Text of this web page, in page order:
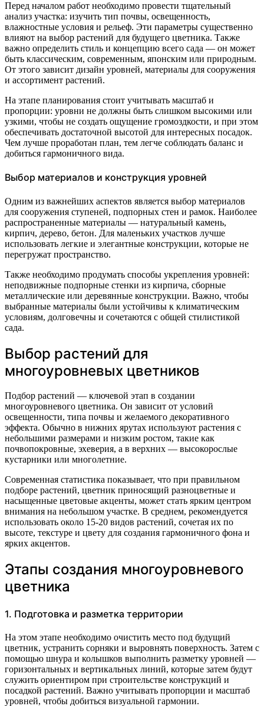
Перед началом работ необходимо провести тщательный
анализ участка: изучить тип почвы, освещенность,
влажностные условия и рельеф. Эти параметры существенно
влияют на выбор растений для будущего цветника. Также
важно определить стиль и концепцию всего сада — он может
быть классическим, современным, японским или природным.
От этого зависит дизайн уровней, материалы для сооружения
и ассортимент растений.
На этапе планирования стоит учитывать масштаб и
пропорции: уровни не должны быть слишком высокими или
узкими, чтобы не создать ощущение громоздкости, и при этом
обеспечивать достаточной высотой для интересных посадок.
Чем лучше проработан план, тем легче соблюдать баланс и
добиться гармоничного вида.
Выбор материалов и конструкция уровней
Одним из важнейших аспектов является выбор материалов
для сооружения ступеней, подпорных стен и рамок. Наиболее
распространенные материалы — натуральный камень,
кирпич, дерево, бетон. Для маленьких участков лучше
использовать легкие и элегантные конструкции, которые не
перегружат пространство.
Также необходимо продумать способы укрепления уровней:
неподвижные подпорные стенки из кирпича, сборные
металлические или деревянные конструкции. Важно, чтобы
выбранные материалы были устойчивы к климатическим
условиям, долговечны и сочетаются с общей стилистикой
сада.
Выбор растений для
многоуровневых цветников
Подбор растений — ключевой этап в создании
многоуровневого цветника. Он зависит от условий
освещенности, типа почвы и желаемого декоративного
эффекта. Обычно в нижних ярутах используют растения с
небольшими размерами и низким ростом, такие как
почвопокровные, эхеверия, а в верхних — высокорослые
кустарники или многолетние.
Современная статистика показывает, что при правильном
подборе растений, цветник приносящий разноцветные и
насыщенные цветовые акценты, может стать ярким центром
внимания на небольшом участке. В среднем, рекомендуется
использовать около 15-20 видов растений, сочетая их по
высоте, текстуре и цвету для создания гармоничного фона и
ярких акцентов.
Этапы создания многоуровневого
цветника
1. Подготовка и разметка территории
На этом этапе необходимо очистить место под будущий
цветник, устранить сорняки и выровнять поверхность. Затем с
помощью шнура и колышков выполнить разметку уровней —
горизонтальных и вертикальных линий, которые затем будут
служить ориентиром при строительстве конструкций и
посадкой растений. Важно учитывать пропорции и масштаб
уровней, чтобы добиться визуальной гармонии.